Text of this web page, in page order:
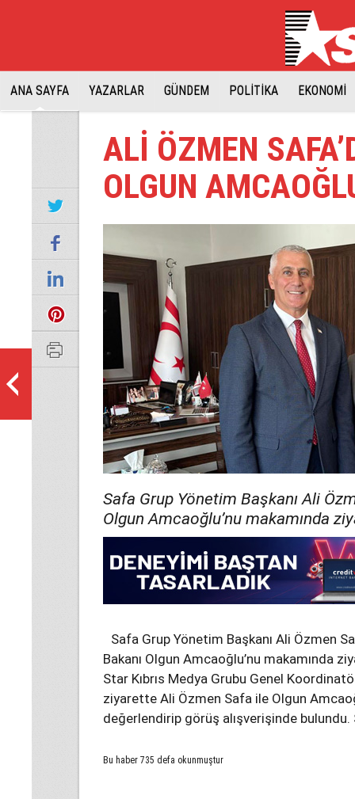
ANA SAYFA YAZARLAR GÜNDEM POLİTİKA EKONOMİ
ALİ ÖZMEN
OLGUN
Safa Grup Yönetim Başkanı Ali
Olgun Amcaoğlu’nu makamında
Safa Grup Yönetim Başkanı Ali Özmen
Bakanı Olgun Amcaoğlu’nu makamında
Star Kıbrıs Medya Grubu Genel
ziyarette Ali Özmen Safa ile Olgun
değerlendirip görüş alışverişinde bulundu.
Bu haber 735 defa okunmuştur